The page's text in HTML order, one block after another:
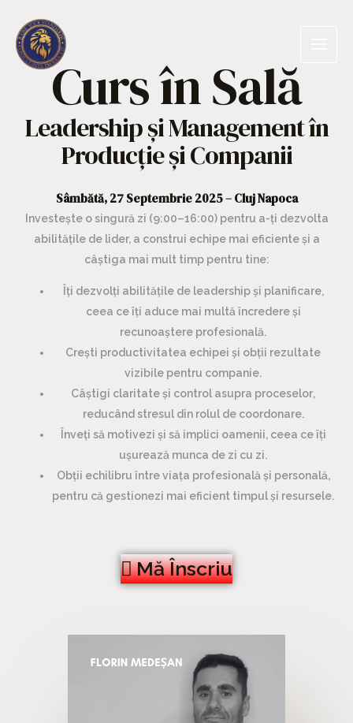
Curs în Sală
Leadership și Management în
Producție și Companii
Sâmbătă, 27 Septembrie 2025 – Cluj Napoca
Investește o singură zi (9:00–16:00) pentru a-ți dezvolta
abilitățile de lider, a construi echipe mai eficiente și a
câștiga mai mult timp pentru tine:
Îți dezvolți abilitățile de leadership și planificare,
ceea ce îți aduce mai multă încredere și
recunoaștere profesională.
Crești productivitatea echipei și obții rezultate
vizibile pentru companie.
Câștigi claritate și control asupra proceselor,
reducând stresul din rolul de coordonare.
Înveți să motivezi și să implici oamenii, ceea ce îți
ușurează munca de zi cu zi.
Obții echilibru între viața profesională și personală,
pentru că gestionezi mai eficient timpul și resursele.
Mă Înscriu